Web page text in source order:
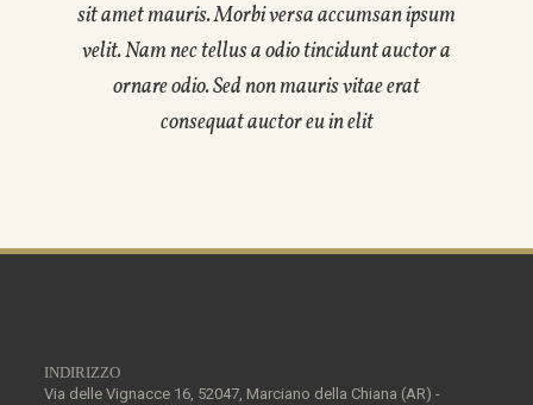
sit amet mauris. Morbi versa accumsan ipsum
velit. Nam nec tellus a odio tincidunt auctor a
ornare odio. Sed non mauris vitae erat
consequat auctor eu in elit
INDIRIZZO
Via delle Vignacce 16, 52047, Marciano della Chiana (AR) -